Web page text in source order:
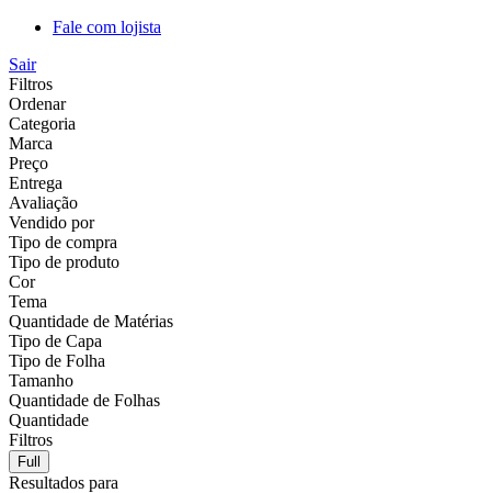
Fale com lojista
Sair
Filtros
Ordenar
Categoria
Marca
Preço
Entrega
Avaliação
Vendido por
Tipo de compra
Tipo de produto
Cor
Tema
Quantidade de Matérias
Tipo de Capa
Tipo de Folha
Tamanho
Quantidade de Folhas
Quantidade
Filtros
Full
Resultados para